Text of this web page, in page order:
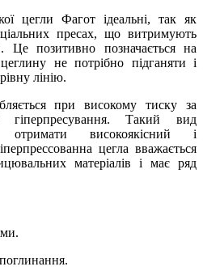
цегли Фагот ідеальні, так як
пресах, що витримують
Це позитивно позначається на
не потрібно підганяти і
лінію.
при високому тиску за
гіперпресування. Такий вид
отримати високоякісний і
цегла вважається
матеріалів і має ряд